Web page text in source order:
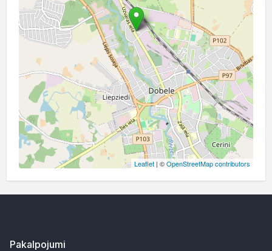
Leaflet | ©OpenStreetMap contributors
Pakalpojumi